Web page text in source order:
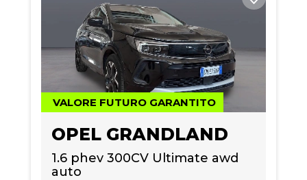
VALORE FUTURO GARANTITO
OPEL GRANDLAND
1.6 phev 300CV Ultimate awd
auto